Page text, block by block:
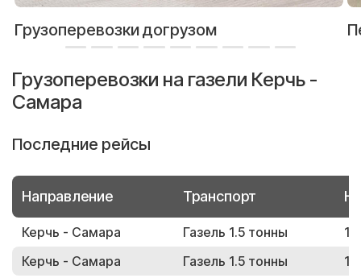
Грузоперевозки догрузом
Грузоперевозки на газели Керчь -
Самара
Последние рейсы
Направление Транспорт
Керчь - Самара Газель 1.5 тонны
Керчь - Самара
Газель 1.5 тонны